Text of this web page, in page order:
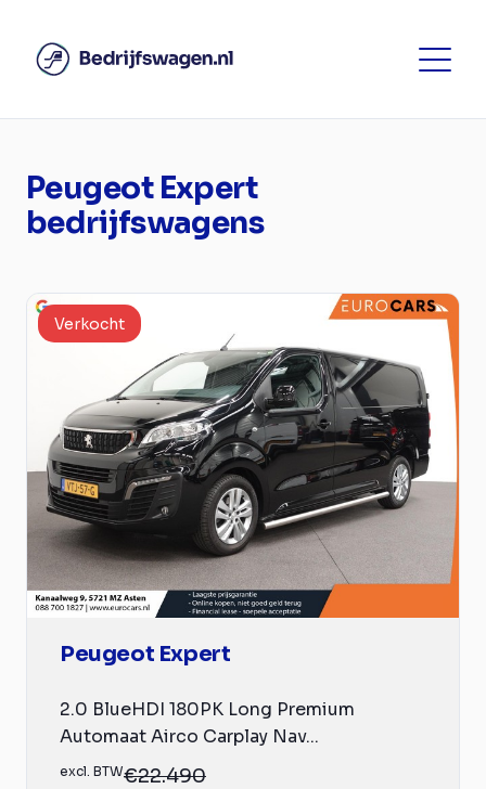
Peugeot Expert
bedrijfswagens
Verkocht
Peugeot Expert
2.0 BlueHDI 180PK Long Premium
Automaat Airco Carplay Nav...
excl. BTW€22.490